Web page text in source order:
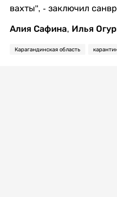
вахты", - заключил
Алия Сафина, Илья
Карагандинская область